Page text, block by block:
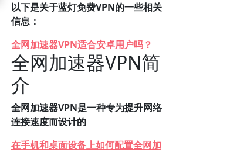
以下是关于蓝灯免费VPN的一些相关
信息：
全网加速器VPN适合安卓用户吗？
全网加速器VPN简
介
全网加速器VPN是一种专为提升网络
连接速度而设计的
在手机和桌面设备上如何配置全网加